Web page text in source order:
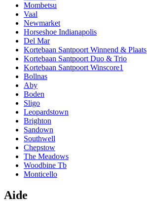
Mombetsu
Vaal
Newmarket
Horseshoe Indianapolis
Del Mar
Kortebaan Santpoort Winnend & Plaats
Kortebaan Santpoort Duo & Trio
Kortebaan Santpoort Winscore1
Bollnas
Aby
Boden
Sligo
Leopardstown
Brighton
Sandown
Southwell
Chepstow
The Meadows
Woodbine Tb
Monticello
Aide